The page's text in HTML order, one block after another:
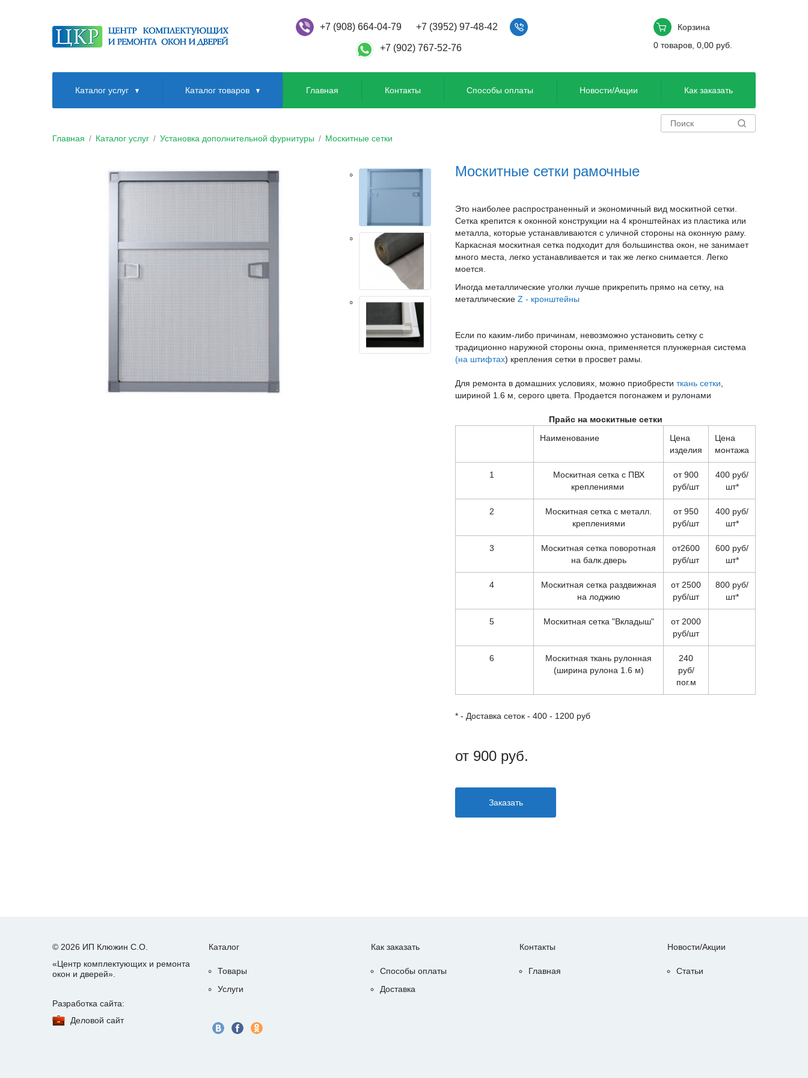
+7 (908) 664-04-79 +7 (3952) 97-48-42
+7 (902) 767-52-76
Корзина
0 товаров 0,00 руб.
Каталог услуг Каталог товаров Главная Контакты Способы оплаты Новости/Акции Как заказать
Главная / Каталог услуг / Установка дополнительной фурнитуры / Москитные сетки
Москитные сетки рамочные
Это наиболее распространенный и экономичный вид москитной сетки.
Сетка крепится к оконной конструкции на 4 кронштейнах из пластика или
металла, которые устанавливаются с уличной стороны на оконную раму.
Каркасная москитная сетка подходит для большинства окон, не занимает
много места, легко устанавливается и так же легко снимается. Легко
моется.
Иногда металлические уголки лучше прикрепить прямо на сетку, на
металлические Z - кронштейны
Если по каким-либо причинам, невозможно установить сетку с
традиционно наружной стороны окна, применяется плунжерная система
(на штифтах) крепления сетки в просвет рамы.
Для ремонта в домашних условиях, можно приобрести ткань сетки
шириной 1.6 м, серого цвета. Продается погонажем и рулонами
Прайс на москитные сетки
Наименование
Цена
изделия
Цена
монтажа
1
Москитная сетка с ПВХ
креплениями
от 900
руб/шт
400 руб/
шт*
2
Москитная сетка с металл.
креплениями
от 950
руб/шт
400 руб/
шт*
3
Москитная сетка поворотная
на балк.дверь
от2600
руб/шт
600 руб/
шт*
4
Москитная сетка раздвижная
на лоджию
от 2500
руб/шт
800 руб/
шт*
5 Москитная сетка "Вкладыш"
от 2000
руб/шт
6
Москитная ткань рулонная
(ширина рулона 1.6 м)
240
руб/
пог.м
* - Доставка сеток - 400 - 1200 руб
от 900 руб.
Заказать
Новости/Акции
Статьи
Контакты
Главная
Как заказать
Способы оплаты
Доставка
Каталог
Товары
Услуги
© 2026 ИП Клюжин С.О.
«Центр комплектующих и ремонта
окон и дверей».
Разработка сайта:
Деловой сайт